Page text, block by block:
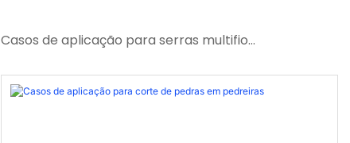
Serra Multifio
Casos de aplicação para serras multifio
multifio